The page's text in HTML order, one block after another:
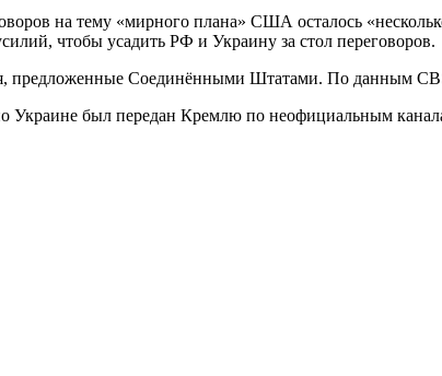
на тему «мирного плана» США осталось
чтобы усадить РФ и Украину за стол переговоров.
предложенные Соединёнными Штатами. По данным
Украине был передан Кремлю по неофициальным